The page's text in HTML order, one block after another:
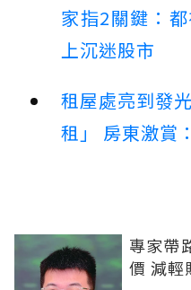
家指2關鍵：
上沉迷股市
租屋處亮到發
租」 房東激賞
專家帶
價 減輕